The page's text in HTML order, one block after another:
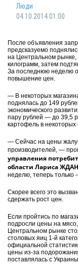
Люди
04.10.2014 01:00
После объявления
предсказуемо
на Центральном рынке,
килограмм, затем
За последнюю неделю
повышение цен.
— В некоторых
поднялась до 149
экономического
пару рублей — до 39,5
картофель в некоторых
— Сейчас на цены
производителей, —
управления
области Лариса
неделю, теперь
Скорее всего это
сдержать рост цен.
Если пройтись по
подросли цены на
Центральном рынке
столовых яиц 1-й
официальной
цены из-за
поставлялась с